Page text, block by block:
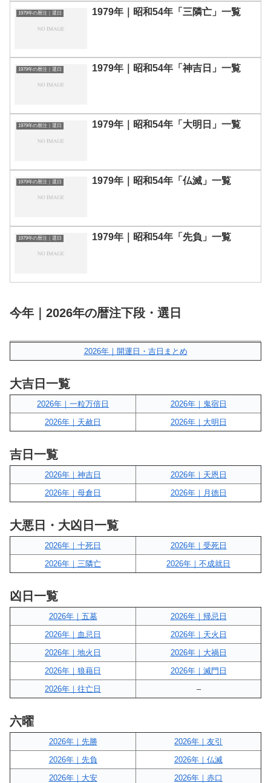
1979年の暦注｜選日 1979年｜昭和54年「三隣亡」一覧
1979年の暦注｜選日 1979年｜昭和54年「神吉日」一覧
1979年の暦注｜選日 1979年｜昭和54年「大明日」一覧
1979年の暦注｜選日 1979年｜昭和54年「仏滅」一覧
1979年の暦注｜選日 1979年｜昭和54年「先負」一覧
今年｜2026年の暦注下段・選日
2026年｜開運日・吉日まとめ
大吉日一覧
2026年｜一粒万倍日
2026年｜鬼宿日
2026年｜天赦日
2026年｜大明日
吉日一覧
2026年｜神吉日
2026年｜天恩日
2026年｜母倉日
2026年｜月徳日
大悪日・大凶日一覧
2026年｜十死日
2026年｜受死日
2026年｜三隣亡
2026年｜不成就日
凶日一覧
2026年｜五墓
2026年｜帰忌日
2026年｜血忌日
2026年｜天火日
2026年｜地火日
2026年｜大禍日
2026年｜狼藉日
2026年｜滅門日
2026年｜往亡日
–
六曜
2026年｜先勝
2026年｜友引
2026年｜先負
2026年｜仏滅
2026年｜大安
2026年｜赤口